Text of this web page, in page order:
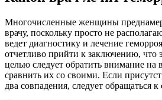
Многочисленные женщины
врачу, поскольку просто не
ведет диагностику и лечение
отчетливо прийти к заключению, что
целью следует обратить внимание на
сравнить их со своими. Если
два совпадения, следует обращаться к